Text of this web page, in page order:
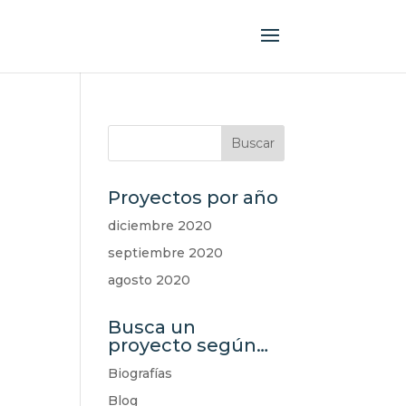
Proyectos por año
diciembre 2020
septiembre 2020
agosto 2020
Busca un
proyecto según…
Biografías
Blog